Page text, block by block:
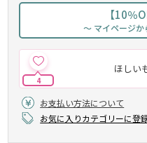
【10％
～ マイページ
ほしい
4
お支払い方法について
お気に入りカテゴリーに登